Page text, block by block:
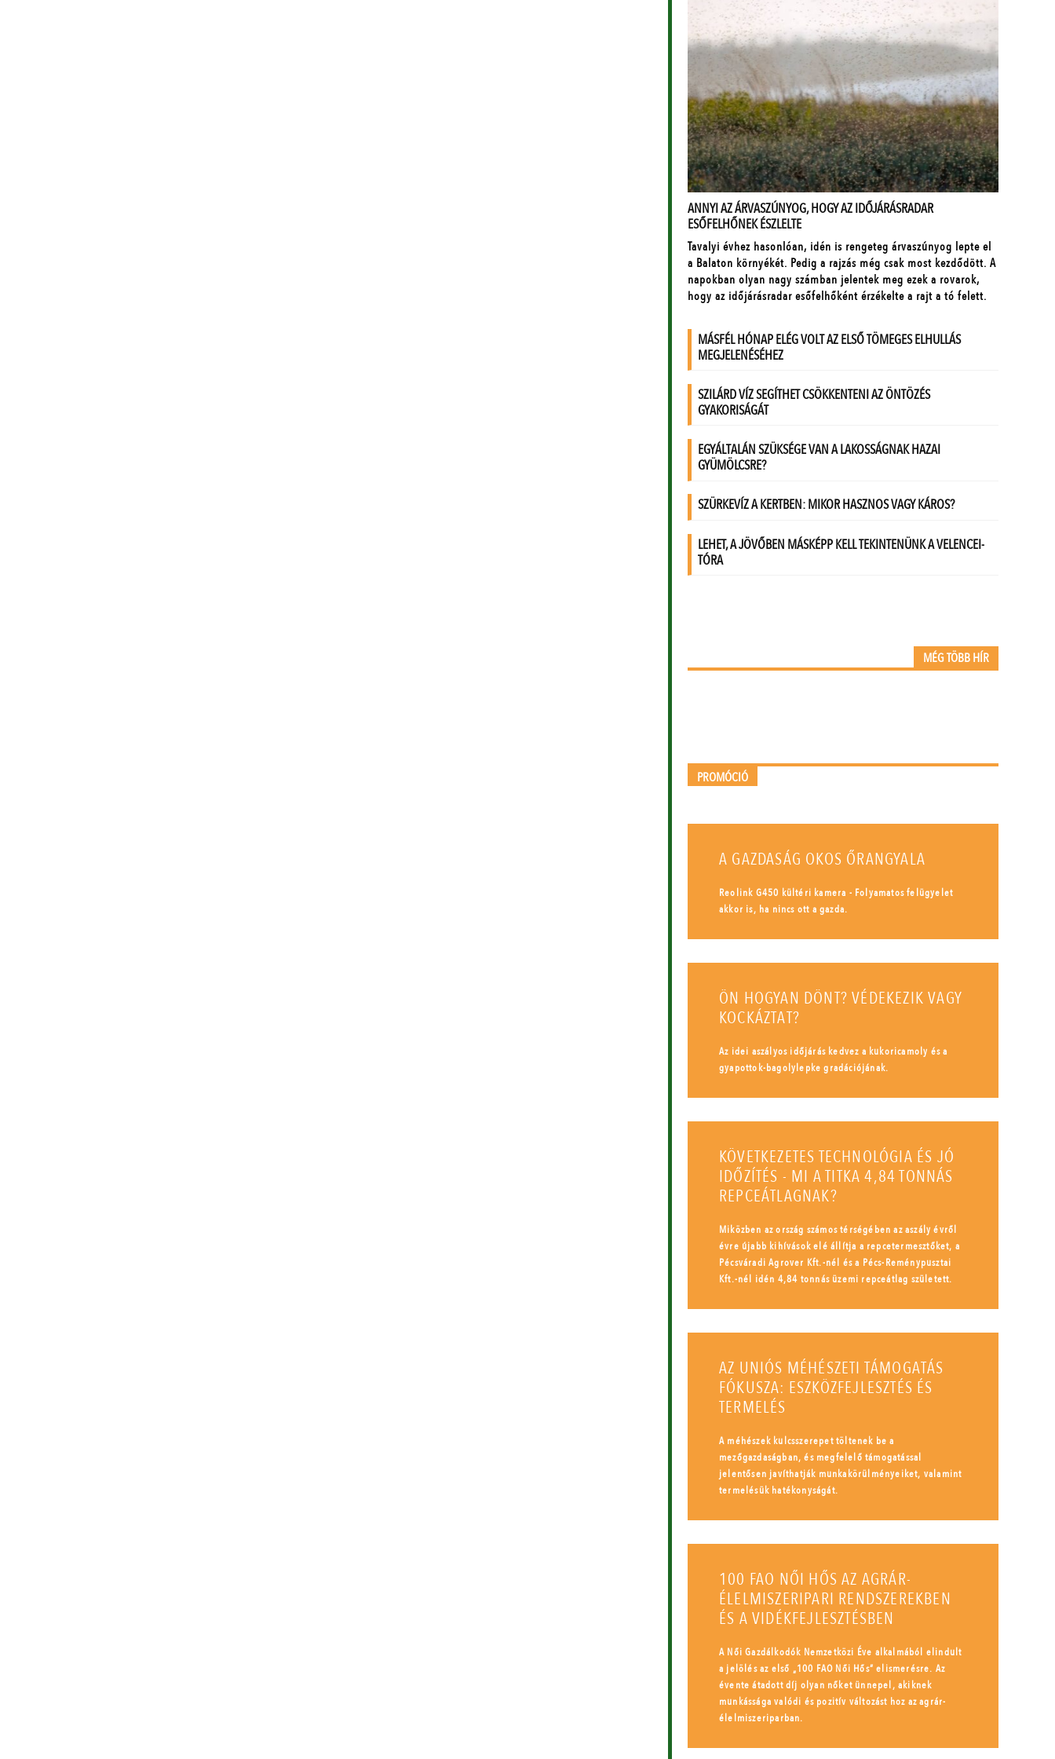
MÉG TÖBB HÍR
PROMÓCIÓ
A GAZDASÁG OKOS ŐRANGYALA
Reolink G450 kültéri kamera - Folyamatos felügyelet
akkor is, ha nincs ott a gazda.
ÖN HOGYAN DÖNT? VÉDEKEZIK VAGY
KOCKÁZTAT?
Az idei aszályos időjárás kedvez a kukoricamoly és a
gyapottok-bagolylepke gradációjának.
KÖVETKEZETES TECHNOLÓGIA ÉS JÓ
IDŐZÍTÉS - MI A TITKA 4,84 TONNÁS
REPCEÁTLAGNAK?
Miközben az ország számos térségében az aszály évről
évre újabb kihívások elé állítja a repcetermesztőket, a
Pécsváradi Agrover Kft.-nél és a Pécs-Reménypusztai
Kft.-nél idén 4,84 tonnás üzemi repceátlag született.
AZ UNIÓS MÉHÉSZETI TÁMOGATÁS
FÓKUSZA: ESZKÖZFEJLESZTÉS ÉS
TERMELÉS
A méhészek kulcsszerepet töltenek be a
mezőgazdaságban, és megfelelő támogatással
jelentősen javíthatják munkakörülményeiket, valamint
termelésük hatékonyságát.
100 FAO NŐI HŐS AZ AGRÁR-
ÉLELMISZERIPARI RENDSZEREKBEN
ÉS A VIDÉKFEJLESZTÉSBEN
A Női Gazdálkodók Nemzetközi Éve alkalmából elindult
a jelölés az első „100 FAO Női Hős” elismerésre. Az
évente átadott díj olyan nőket ünnepel, akiknek
munkássága valódi és pozitív változást hoz az agrár-
élelmiszeriparban.